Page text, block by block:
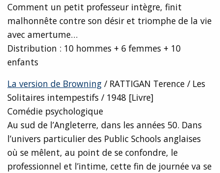
Comment un petit professeur intègre, finit
malhonnête contre son désir et triomphe de la vie
avec amertume…
Distribution : 10 hommes + 6 femmes + 10
enfants
La version de Browning / RATTIGAN Terence / Les
Solitaires intempestifs / 1948 [Livre]
Comédie psychologique
Au sud de l’Angleterre, dans les années 50. Dans
l’univers particulier des Public Schools anglaises
où se mêlent, au point de se confondre, le
professionnel et l’intime, cette fin de journée va se